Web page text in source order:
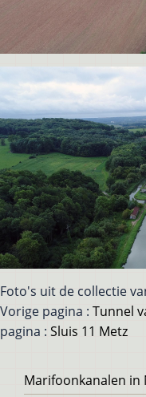
Foto's uit de collectie
Vorige pagina : Tunnel
pagina : Sluis 11 Metz
Voet
Marifoonkanalen in